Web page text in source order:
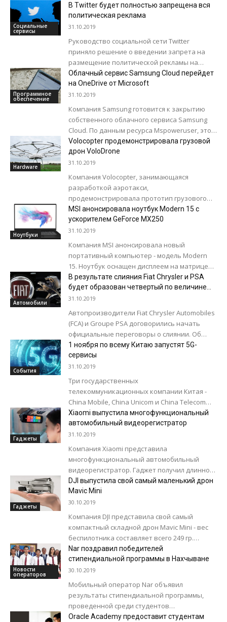
окончанию второго квартала. Выручка
японского производителя за отчетный
период...
Социальные
сервисы
В Twitter будет полностью запрещена вся
политическая реклама
31.10.2019
Руководство социальной сети Twitter
приняло решение о введении запрета на
размещение политической рекламы на
собственной площадке. Об этом на своей
странице в Twitter написал...
Программное
обеспечение
Облачный сервис Samsung Cloud перейдет
на OneDrive от Microsoft
31.10.2019
Компания Samsung готовится к закрытию
собственного облачного сервиса Samsung
Cloud. По данным ресурса Mspoweruser, это
станет еще одним шагом на пути к тесному
сотрудничеству...
Hardware
Volocopter продемонстрировала грузовой
дрон VoloDrone
31.10.2019
Компания Volocopter, занимающаяся
разработкой аэротакси,
продемонстрировала прототип грузового
дрона, созданный на основе 18-роторного
аэротакси. По словам Volocopter, в компании
решили разработать такой аппарат в...
Ноутбуки
MSI анонсировала ноутбук Modern 15 с
ускорителем GeForce MX250
31.10.2019
Компания MSI анонсировала новый
портативный компьютер - модель Modern
15. Ноутбук оснащен дисплеем на матрице
IPS размером 15,6 дюйма по диагонали с
разрешением 1920...
Автомобили
В результате слияния Fiat Chrysler и PSA
будет образован четвертый по величине
автоконцерн в мире
31.10.2019
Автопроизводители Fiat Chrysler Automobiles
(FCA) и Groupe PSA договорились начать
официальные переговоры о слиянии. Об
этом говорится в совместном заявлении
двух концернов. PSA выпускает
традиционные...
События
1 ноября по всему Китаю запустят 5G-
сервисы
31.10.2019
Три государственных
телекоммуникационных компании Китая -
China Mobile, China Unicom и China Telecom
объявили о запуске с 1 ноября 5G-сервисов,
об этом пишет Reuters. На...
Гаджеты
Xiaomi выпустила многофункциональный
автомобильный видеорегистратор
31.10.2019
Компания Xiaomi представила
многофункциональный автомобильный
видеорегистратор. Гаджет получил длинное
название - 70Mai Mijia Smart Rearview 1S
Youth Edition. Устройство закрепляется на
внутрисалонном зеркале заднего вида,...
Гаджеты
DJI выпустила свой самый маленький дрон
Mavic Mini
30.10.2019
Компания DJI представила свой самый
компактный складной дрон Mavic Mini - вес
беспилотника составляет всего 249 гр.
Несмотря на компактные габариты, дрон
Mavic Mini...
Новости
операторов
Nar поздравил победителей
стипендиальной программы в Нахчыване
30.10.2019
Мобильный оператор Nar объявил
результаты стипендиальной программы,
проведенной среди студентов
Нахчыванского Государственного
Oracle Academy предоставит студентам